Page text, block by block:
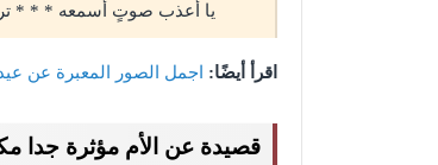
يا أعذب صوتٍ أسمعه * * *
اقرأ أيضًا: اجمل الصور المعبرة عن عيد
قصيدة عن الأم مؤثرة جدا